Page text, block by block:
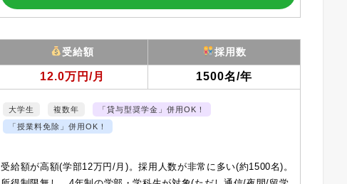
受給額 採用数
12.0万円/月 1500名/年
大学生 複数年
「貸与型奨学金」併用OK！
「授業料免除」併用OK！
受給額が高額(学部12万円/月)。採用人数が非常に多い(約1500名)。